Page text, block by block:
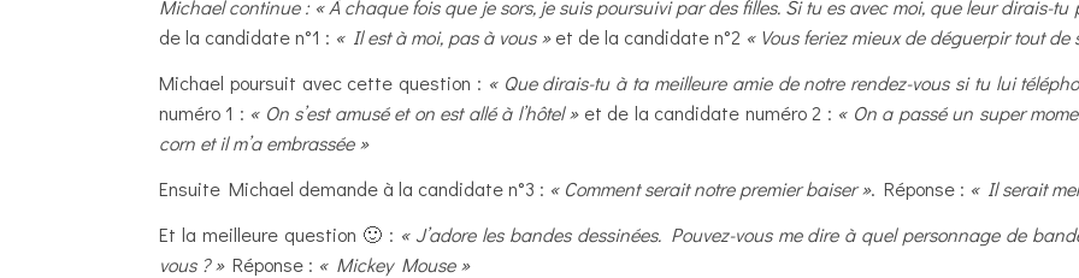
Michael continue : « À chaque fois que je sors, je suis poursuivi par des filles. Si tu es avec moi, que leur dirais-tu
de la candidate n°1 : « Il est à moi, pas à vous »et de la candidate n°2 « Vous feriez mieux de déguerpir tout de
Michael poursuit avec cette question : « Que dirais-tu à ta meilleure amie de notre rendez-vous si tu lui
numéro 1 : « On s’est amusé et on est allé à l’hôtel »et de la candidate numéro 2 : « On a passé un super
corn et il m’a embrassée »
Ensuite Michael demande à la candidate n°3 : « Comment serait notre premier baiser ». Réponse : « Il serait
Et la meilleure question 🙂 : « J’adore les bandes dessinées. Pouvez-vous me dire à quel personnage de
vous ? »Réponse : « Mickey Mouse »